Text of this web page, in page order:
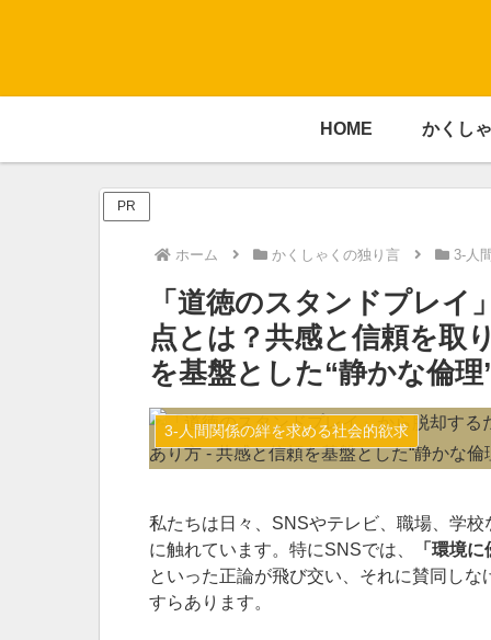
HOME かくし
PR
ホーム かくしゃくの独り言 3-人
「道徳のスタンドプレ
点とは？共感と信頼を取
を基盤とした“静かな倫
3-人間関係の絆を求める社会的欲求
私たちは日々、SNSやテレビ、職場、学校
に触れています。特にSNSでは、
「環境
といった正論が飛び交い、それに賛同しな
すらあります。